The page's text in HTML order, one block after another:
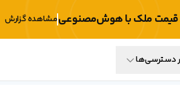
قیمت ملک با هوش‌مصنوعیمشاهده گزارش
دسترسی‌ها